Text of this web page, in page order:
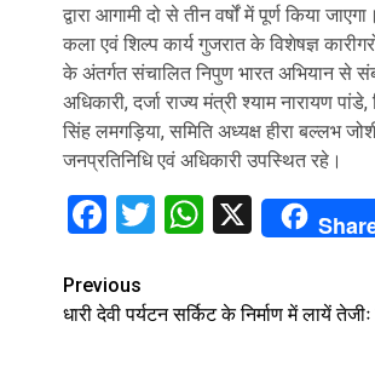
द्वारा आगामी दो से तीन वर्षों में पूर्ण किया
कला एवं शिल्प कार्य गुजरात के विशेषज्ञ
के अंतर्गत संचालित निपुण भारत अभियान से
अधिकारी, दर्जा राज्य मंत्री श्याम नारायण
सिंह लमगड़िया, समिति अध्यक्ष हीरा बल्लभ
जनप्रतिनिधि एवं अधिकारी उपस्थित रहे।
Facebook
TwitterX
Continue
Reading
Previous
धारी देवी पर्यटन सर्किट के निर्माण में लायें